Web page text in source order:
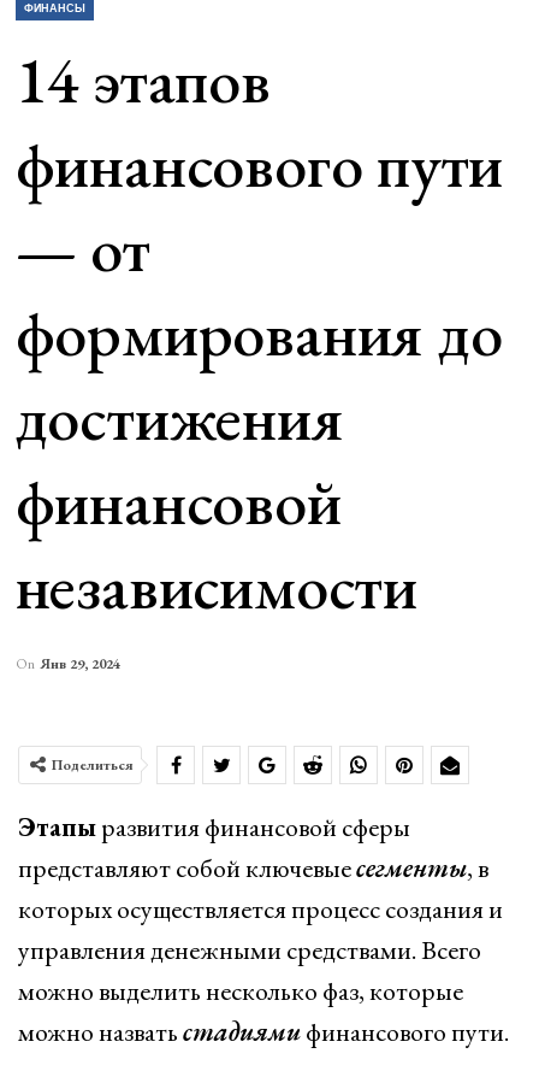
ФИНАНСЫ
14 этапов
финансового пути
— от
формирования до
достижения
финансовой
независимости
On Янв 29, 2024
Поделиться
Этапыразвития финансовой сферы
представляют собой ключевыесегменты, в
которых осуществляется процесс создания и
управления денежными средствами. Всего
можно выделить несколько фаз, которые
можно назватьстадиямифинансового пути.